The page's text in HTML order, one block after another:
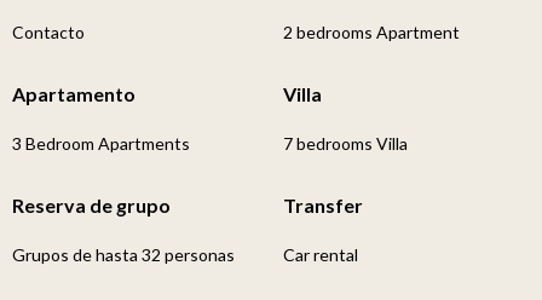
Contacto 2 bedrooms Apartment
Apartamento
3 Bedroom Apartments
Villa
7 bedrooms Villa
Reserva de grupo
Grupos de hasta 32 personas
Transfer
Car rental